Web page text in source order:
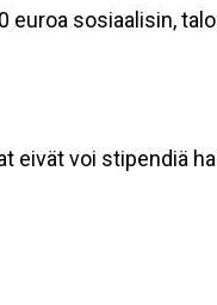
euroa sosiaalisin,
eivät voi stipendiä